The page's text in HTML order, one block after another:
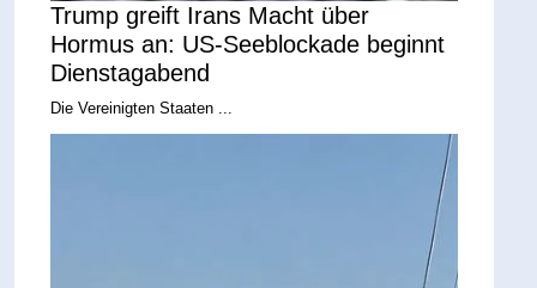
Trump greift Irans Macht über
Hormus an: US-Seeblockade beginnt
Dienstagabend
Die Vereinigten Staaten ...